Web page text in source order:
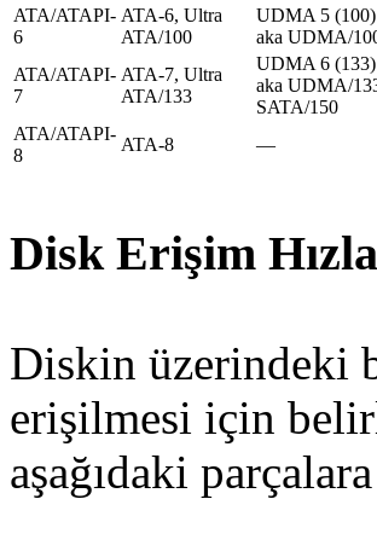
ATA/ATAPI-
6
ATA-6, Ultra
ATA/100
UDMA 5 (100)
aka UDMA/
ATA/ATAPI-
7
ATA-7, Ultra
ATA/133
UDMA 6 (133)
aka UDMA/
SATA/150
ATA/ATAPI-
8
ATA-8 —
Disk Erişim
Diskin üzerindeki
erişilmesi için
aşağıdaki